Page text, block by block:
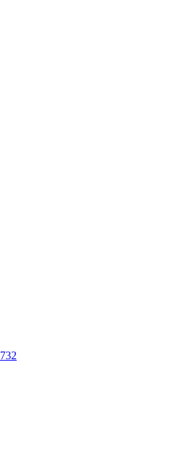
732